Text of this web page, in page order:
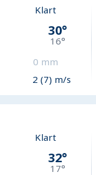
Klart
30°
16°
0 mm
2 (7) m/s
Klart
32°
17°